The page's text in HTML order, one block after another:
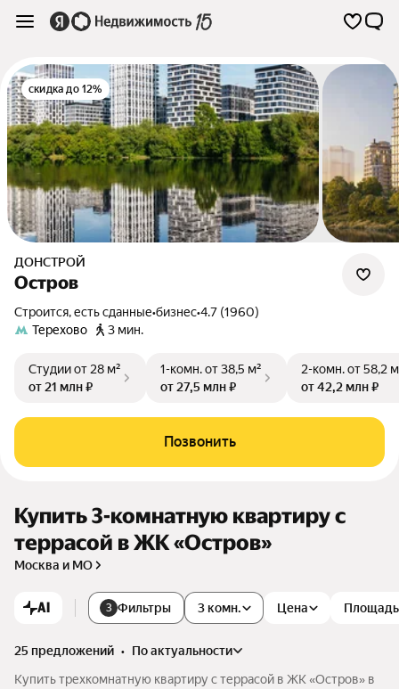
скидка до 12%
ДОНСТРОЙ
Остров
Строится, есть сданные•бизнес•4.7 (1960)
Терехово
3 мин.
Студииот 28 м²
от 21 млн ₽
1-комн.от 38,5 м²
от 27,5 млн ₽
2-комн.от 58,2
от 42,2 млн ₽
Позвонить
Купить 3-комнатную квартиру с
террасой в ЖК «Остров»
Москва и МО
AI 3 Фильтры 3 комн. Цена Площадь
25 предложений •
по актуальности
Купить трехкомнатную квартиру с террасой в ЖК «Остров» в